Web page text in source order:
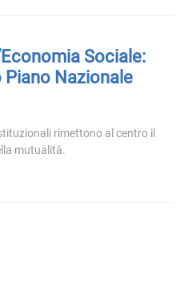
Sociale:
Piano Nazionale
rimettono al centro il
mutualità.